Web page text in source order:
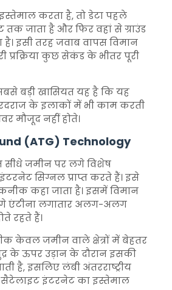
करता है, तो डेटा पहले
जाता है और फिर वहां से ग्राउंड
इसी तरह जवाब वापस विमान
प्रक्रिया कुछ सेकंड के भीतर पूरी
बड़ी खासियत यह है कि यह
के इलाकों में भी काम करती
मौजूद नहीं होते।
(ATG) Technology
सीधे जमीन पर लगे विशेष
सिग्नल प्राप्त करते हैं। इसे
कहा जाता है। इसमें विमान
एंटीना लगातार अलग-अलग
रहते हैं।
केवल जमीन वाले क्षेत्रों में बेहतर
के ऊपर उड़ान के दौरान इसकी
है, इसलिए लंबी अंतरराष्ट्रीय
सैटेलाइट इंटरनेट का इस्तेमाल